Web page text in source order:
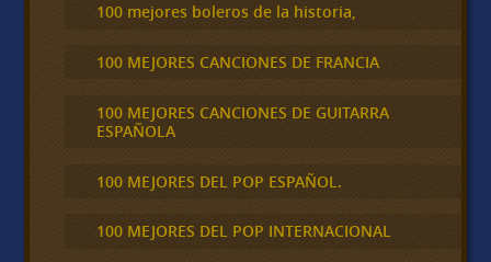
100 mejores boleros de la historia,
100 MEJORES CANCIONES DE FRANCIA
100 MEJORES CANCIONES DE GUITARRA
ESPAÑOLA
100 MEJORES DEL POP ESPAÑOL.
100 MEJORES DEL POP INTERNACIONAL